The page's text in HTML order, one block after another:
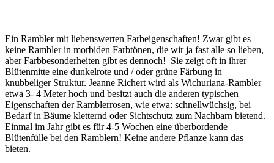
Ein Rambler mit liebenswerten Farbeigenschaften! Zwar gibt es
keine Rambler in morbiden Farbtönen, die wir ja fast alle so lieben,
aber Farbbesonderheiten gibt es dennoch! Sie zeigt oft in ihrer
Blütenmitte eine dunkelrote und / oder grüne Färbung in
knubbeliger Struktur. Jeanne Richert wird als Wichuriana-Rambler
etwa 3- 4 Meter hoch und besitzt auch die anderen typischen
Eigenschaften der Ramblerrosen, wie etwa: schnellwüchsig, bei
Bedarf in Bäume kletternd oder Sichtschutz zum Nachbarn bietend.
Einmal im Jahr gibt es für 4-5 Wochen eine überbordende
Blütenfülle bei den Ramblern! Keine andere Pflanze kann das
bieten.